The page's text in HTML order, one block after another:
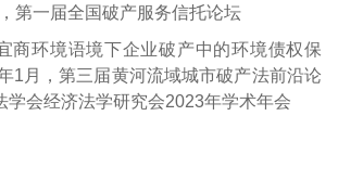
第一届全国破产服务信托论坛
商环境语境下企业破产中的环境债权保
1月，第三届黄河流域城市破产法前沿论
学会经济法学研究会2023年学术年会